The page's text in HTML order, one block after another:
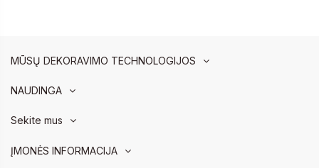
MŪSŲ DEKORAVIMO TECHNOLOGIJOS
NAUDINGA
Sekite mus
ĮMONĖS INFORMACIJA